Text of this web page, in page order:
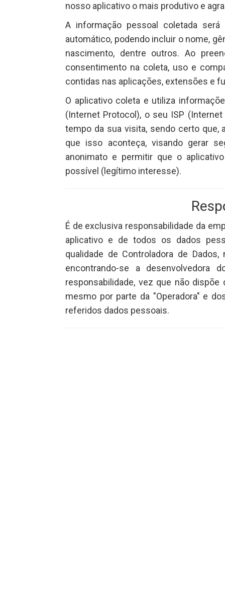
nosso aplicativo o mais produtivo e
A informação pessoal coletada
automático, podendo incluir o nome,
nascimento, dentre outros. Ao
consentimento na coleta, uso e
contidas nas aplicações, extensões e
O aplicativo coleta e utiliza
(Internet Protocol), o seu ISP
tempo da sua visita, sendo certo que,
que isso aconteça, visando gerar
anonimato e permitir que o
possível (legítimo interesse).
É de exclusiva responsabilidade da
aplicativo e de todos os dados
qualidade de Controladora de
encontrando-se a desenvolvedora
responsabilidade, vez que não
mesmo por parte da "Operadora" e
referidos dados pessoais.